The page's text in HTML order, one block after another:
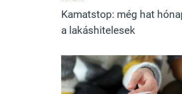
Kamatstop: még hat
a lakáshitelesek